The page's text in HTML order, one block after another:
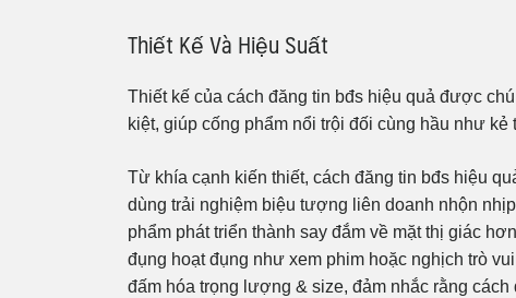
Thiết Kế Và Hiệu Suất
Thiết kế của cách đăng tin bđs hiệu quả được
kiệt, giúp cống phẩm nổi trội đối cùng hầu như kẻ
Từ khía cạnh kiến thiết, cách đăng tin bđs hiệu
dùng trải nghiệm biệu tượng liên doanh nhộn
phẩm phát triển thành say đắm về mặt thị giác
đụng hoạt đụng như xem phim hoặc nghịch trò
đấm hóa trọng lượng & size, đảm nhắc rằng